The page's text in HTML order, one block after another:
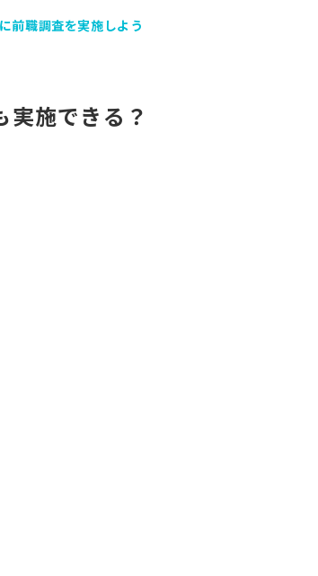
前職調査を実施しよう
実施できる？